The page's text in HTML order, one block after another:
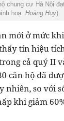
chung cư Hà Nội
hoạ: Hoàng Huy).
mới ở mức
tín hiệu
cả quý II
căn hộ đã
nhiên, so với
khi giảm